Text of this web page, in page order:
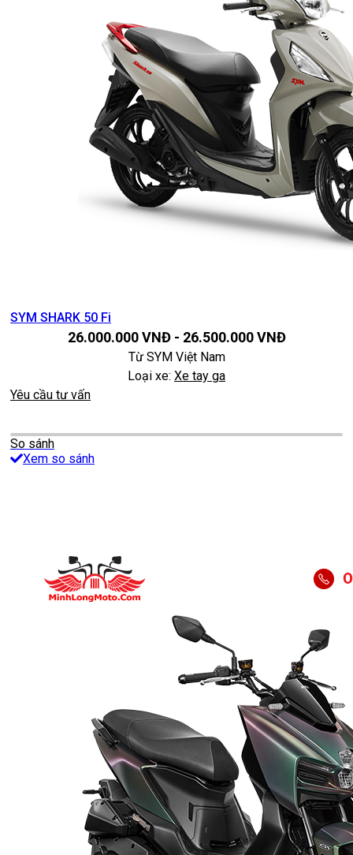
SYM SHARK 50 Fi
26.000.000VNĐ- 26.500.000VNĐ
Từ SYM Việt Nam
Loại xe: Xe tay ga
Yêu cầu tư vấn
So sánh
Xem so sánh